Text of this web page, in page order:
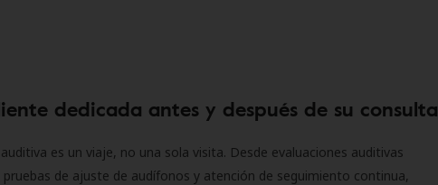
dedicada antes y después de su consulta
es un viaje, no una sola visita. Desde evaluaciones auditivas
de ajuste de audífonos y atención de seguimiento continua,